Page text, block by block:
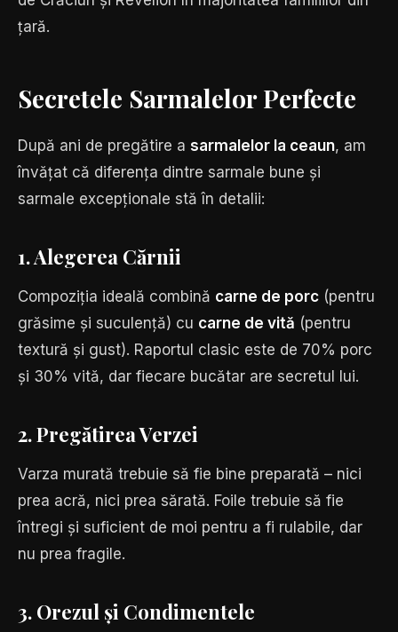
țară.
Secretele Sarmalelor Perfecte
După ani de pregătire a sarmalelor la ceaun, am
învățat că diferența dintre sarmale bune și
sarmale excepționale stă în detalii:
1. Alegerea Cărnii
Compoziția ideală combină carne de porc (pentru
grăsime și suculență) cu carne de vită (pentru
textură și gust). Raportul clasic este de 70% porc
și 30% vită, dar fiecare bucătar are secretul lui.
2. Pregătirea Verzei
Varza murată trebuie să fie bine preparată – nici
prea acră, nici prea sărată. Foile trebuie să fie
întregi și suficient de moi pentru a fi rulabile, dar
nu prea fragile.
3. Orezul și Condimentele